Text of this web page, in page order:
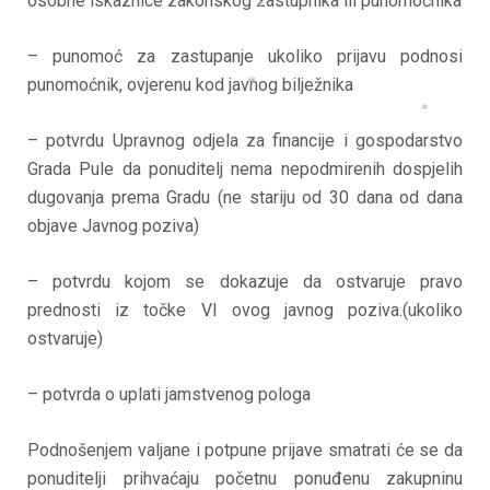
– punomoć za zastupanje ukoliko prijavu podnosi
punomoćnik, ovjerenu kod javnog bilježnika
– potvrdu Upravnog odjela za financije i gospodarstvo
Grada Pule da ponuditelj nema nepodmirenih dospjelih
dugovanja prema Gradu (ne stariju od 30 dana od dana
objave Javnog poziva)
– potvrdu kojom se dokazuje da ostvaruje pravo
prednosti iz točke VI ovog javnog poziva.(ukoliko
ostvaruje)
– potvrda o uplati jamstvenog pologa
Podnošenjem valjane i potpune prijave smatrati će se da
ponuditelji prihvaćaju početnu ponuđenu zakupninu
*